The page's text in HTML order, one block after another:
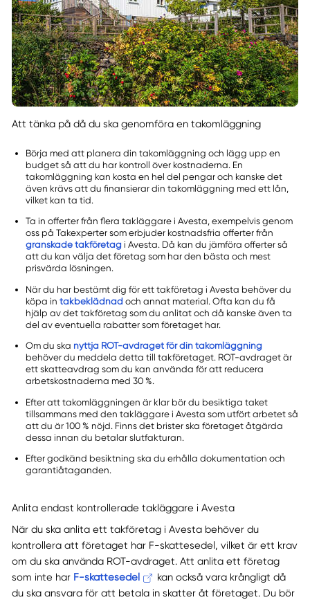
Att tänka på då du ska genomföra en takomläggning
Börja med att planera din takomläggning och lägg upp en
budget så att du har kontroll över kostnaderna. En
takomläggning kan kosta en hel del pengar och kanske det
även krävs att du finansierar din takomläggning med ett lån,
vilket kan ta tid.
Ta in offerter från flera takläggare i Avesta, exempelvis genom
oss på Takexperter som erbjuder kostnadsfria offerter från
granskade takföretagi Avesta. Då kan du jämföra offerter så
att du kan välja det företag som har den bästa och mest
prisvärda lösningen.
När du har bestämt dig för ett takföretag i Avesta behöver du
köpa in takbeklädnad och annat material. Ofta kan du få
hjälp av det takföretag som du anlitat och då kanske även ta
del av eventuella rabatter som företaget har.
Om du ska nyttja ROT-avdraget för din takomläggning
behöver du meddela detta till takföretaget. ROT-avdraget är
ett skatteavdrag som du kan använda för att reducera
arbetskostnaderna med 30 %.
Efter att takomläggningen är klar bör du besiktiga taket
tillsammans med den takläggare i Avesta som utfört arbetet så
att du är 100 % nöjd. Finns det brister ska företaget åtgärda
dessa innan du betalar slutfakturan.
Efter godkänd besiktning ska du erhålla dokumentation och
garantiåtaganden.
Anlita endast kontrollerade takläggare i Avesta
När du ska anlita ett takföretag i Avesta behöver du
kontrollera att företaget har F-skattesedel, vilket är ett krav
om du ska använda ROT-avdraget. Att anlita ett företag
som inte har F-skattesedel
kan också vara krångligt då
du ska ansvara för att betala in skatter åt företaget. Du bör